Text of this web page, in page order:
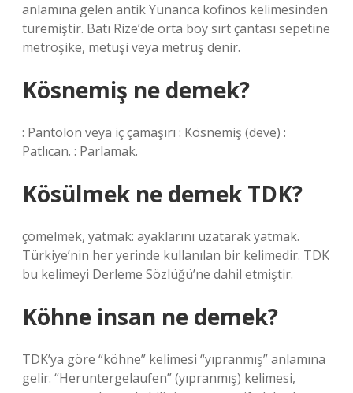
anlamına gelen antik Yunanca kofinos kelimesinden
türemiştir. Batı Rize’de orta boy sırt çantası sepetine
metroşike, metuşi veya metruş denir.
Kösnemiş ne demek?
: Pantolon veya iç çamaşırı : Kösnemiş (deve) :
Patlıcan. : Parlamak.
Kösülmek ne demek TDK?
çömelmek, yatmak: ayaklarını uzatarak yatmak.
Türkiye’nin her yerinde kullanılan bir kelimedir. TDK
bu kelimeyi Derleme Sözlüğü’ne dahil etmiştir.
Köhne insan ne demek?
TDK’ya göre “köhne” kelimesi “yıpranmış” anlamına
gelir. “Heruntergelaufen” (yıpranmış) kelimesi,